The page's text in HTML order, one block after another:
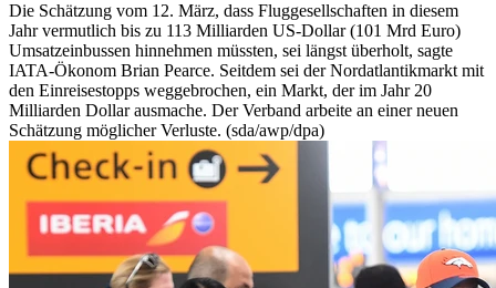
Die Schätzung vom 12. März, dass Fluggesellschaften in diesem
Jahr vermutlich bis zu 113 Milliarden US-Dollar (101 Mrd Euro)
Umsatzeinbussen hinnehmen müssten, sei längst überholt, sagte
IATA-Ökonom Brian Pearce. Seitdem sei der Nordatlantikmarkt mit
den Einreisestopps weggebrochen, ein Markt, der im Jahr 20
Milliarden Dollar ausmache. Der Verband arbeite an einer neuen
Schätzung möglicher Verluste. (sda/awp/dpa)